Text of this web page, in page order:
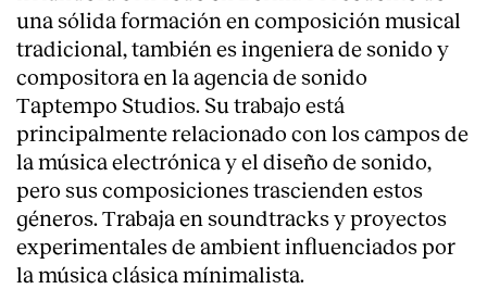
una sólida formación en composición musical
tradicional, también es ingeniera de sonido y
compositora en la agencia de sonido
Taptempo Studios. Su trabajo está
principalmente relacionado con los campos de
la música electrónica y el diseño de sonido,
pero sus composiciones trascienden estos
géneros. Trabaja en soundtracks y proyectos
experimentales de ambient influenciados por
la música clásica mínimalista.